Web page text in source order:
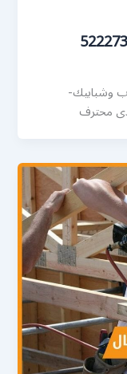
وشبابيك-
محترف